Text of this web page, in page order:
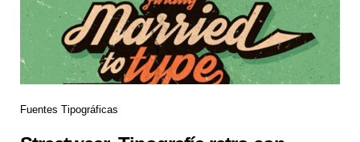
Fuentes Tipográficas